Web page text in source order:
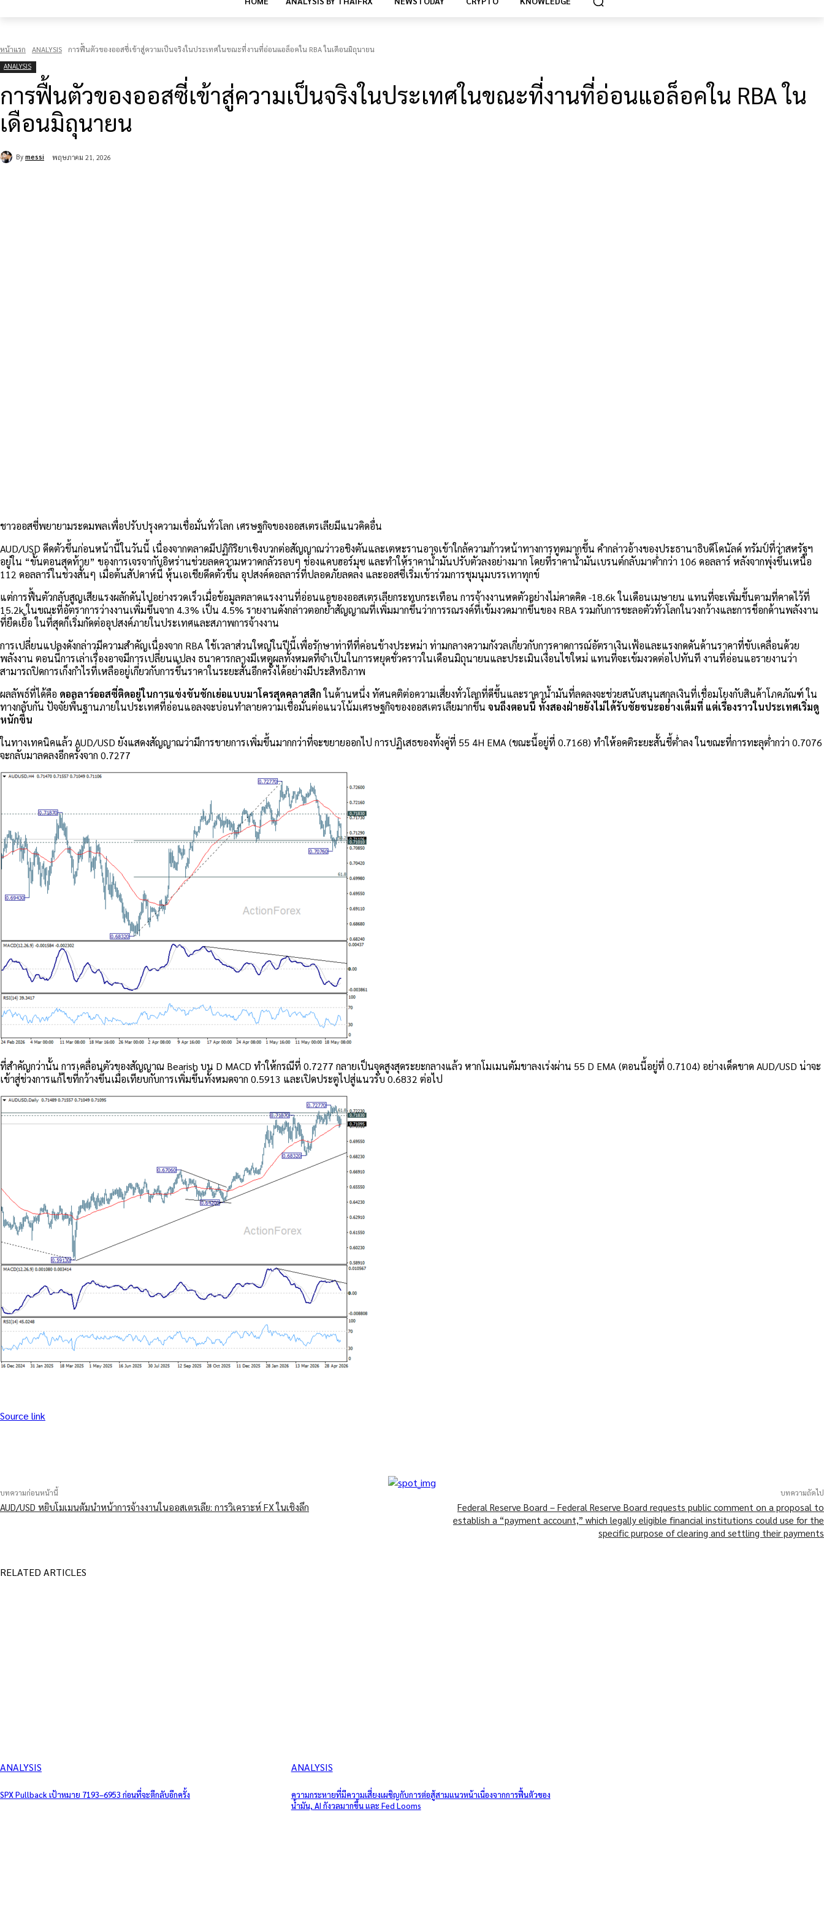
หน้าแรก ANALYSIS การฟื้นตัวของออสซี่เข้าสู่ความเป็นจริงในประเทศในขณะที่งานที่อ่อนแอล็อคใน RBA ในเดือนมิถุนายน
ANALYSIS
การฟื้นตัวของออสซี่เข้าสู่ความเป็นจริงในประเทศในขณะที่งานที่อ่อนแอล็อคใน RBA ใน
เดือนมิถุนายน
By messi พฤษภาคม 21, 2026
ชาวออสซี่พยายามระดมพลเพื่อปรับปรุงความเชื่อมั่นทั่วโลก เศรษฐกิจของออสเตรเลียมีแนวคิดอื่น
AUD/USD ดีดตัวขึ้นก่อนหน้านี้ในวันนี้ เนื่องจากตลาดมีปฏิกิริยาเชิงบวกต่อสัญญาณว่าวอชิงตันและเตหะรานอาจเข้าใกล้ความก้าวหน้าทางการทูตมากขึ้น คำกล่าวอ้างของประธานาธิบดีโดนัลด์ ทรัมป์ที่ว่าสหรัฐฯ
อยู่ใน “ขั้นตอนสุดท้าย” ของการเจรจากับอิหร่านช่วยลดความหวาดกลัวรอบๆ ช่องแคบฮอร์มุซ และทำให้ราคาน้ำมันปรับตัวลงอย่างมาก โดยที่ราคาน้ำมันเบรนต์กลับมาต่ำกว่า 106 ดอลลาร์ หลังจากพุ่งขึ้นเหนือ
112 ดอลลาร์ในช่วงสั้นๆ เมื่อต้นสัปดาห์นี้ หุ้นเอเชียดีดตัวขึ้น อุปสงค์ดอลลาร์ที่ปลอดภัยลดลง และออสซี่เริ่มเข้าร่วมการชุมนุมบรรเทาทุกข์
แต่การฟื้นตัวกลับสูญเสียแรงผลักดันไปอย่างรวดเร็วเมื่อข้อมูลตลาดแรงงานที่อ่อนแอของออสเตรเลียกระทบกระเทือน การจ้างงานหดตัวอย่างไม่คาดคิด -18.6k ในเดือนเมษายน แทนที่จะเพิ่มขึ้นตามที่คาดไว้ที่
15.2k ในขณะที่อัตราการว่างงานเพิ่มขึ้นจาก 4.3% เป็น 4.5% รายงานดังกล่าวตอกย้ำสัญญาณที่เพิ่มมากขึ้นว่าการรณรงค์ที่เข้มงวดมากขึ้นของ RBA รวมกับการชะลอตัวทั่วโลกในวงกว้างและการช็อกด้านพลังงาน
ที่ยืดเยื้อ ในที่สุดก็เริ่มกัดต่ออุปสงค์ภายในประเทศและสภาพการจ้างงาน
การเปลี่ยนแปลงดังกล่าวมีความสำคัญเนื่องจาก RBA ใช้เวลาส่วนใหญ่ในปีนี้เพื่อรักษาท่าทีที่ค่อนข้างประหม่า ท่ามกลางความกังวลเกี่ยวกับการคาดการณ์อัตราเงินเฟ้อและแรงกดดันด้านราคาที่ขับเคลื่อนด้วย
พลังงาน ตอนนี้การเล่าเรื่องอาจมีการเปลี่ยนแปลง ธนาคารกลางมีเหตุผลทั้งหมดที่จำเป็นในการหยุดชั่วคราวในเดือนมิถุนายนและประเมินเงื่อนไขใหม่ แทนที่จะเข้มงวดต่อไปทันที งานที่อ่อนแอรายงานว่า
สามารถปิดการเก็งกำไรที่เหลืออยู่เกี่ยวกับการขึ้นราคาในระยะสั้นอีกครั้งได้อย่างมีประสิทธิภาพ
ผลลัพธ์ที่ได้คือ ดอลลาร์ออสซี่ติดอยู่ในการแข่งขันชักเย่อแบบมาโครสุดคลาสสิกในด้านหนึ่ง ทัศนคติต่อความเสี่ยงทั่วโลกที่ดีขึ้นและราคาน้ำมันที่ลดลงจะช่วยสนับสนุนสกุลเงินที่เชื่อมโยงกับสินค้าโภคภัณฑ์ ใน
ทางกลับกัน ปัจจัยพื้นฐานภายในประเทศที่อ่อนแอลงจะบ่อนทำลายความเชื่อมั่นต่อแนวโน้มเศรษฐกิจของออสเตรเลียมากขึ้น จนถึงตอนนี้ ทั้งสองฝ่ายยังไม่ได้รับชัยชนะอย่างเต็มที่ แต่เรื่องราวในประเทศเริ่มดู
หนักขึ้น
ในทางเทคนิคแล้ว AUD/USD ยังแสดงสัญญาณว่ามีการขายการเพิ่มขึ้นมากกว่าที่จะขยายออกไป การปฏิเสธของทั้งคู่ที่ 55 4H EMA (ขณะนี้อยู่ที่ 0.7168) ทำให้อคติระยะสั้นชี้ต่ำลง ในขณะที่การทะลุต่ำกว่า 0.7076
จะกลับมาลดลงอีกครั้งจาก 0.7277
ที่สำคัญกว่านั้น การเคลื่อนตัวของสัญญาณ Bearish บน D MACD ทำให้กรณีที่ 0.7277 กลายเป็นจุดสูงสุดระยะกลางแล้ว หากโมเมนตัมขาลงเร่งผ่าน 55 D EMA (ตอนนี้อยู่ที่ 0.7104) อย่างเด็ดขาด AUD/USD น่าจะ
เข้าสู่ช่วงการแก้ไขที่กว้างขึ้นเมื่อเทียบกับการเพิ่มขึ้นทั้งหมดจาก 0.5913 และเปิดประตูไปสู่แนวรับ 0.6832 ต่อไป
Source link
บทความก่อนหน้านี้
AUD/USD หยิบโมเมนตัมนำหน้าการจ้างงานในออสเตรเลีย: การวิเคราะห์ FX ในเชิงลึก
บทความถัดไป
Federal Reserve Board – Federal Reserve Board requests public comment on a proposal to
establish a “payment account,” which legally eligible financial institutions could use for the
specific purpose of clearing and settling their payments
RELATED ARTICLES
ANALYSIS
SPX Pullback เป้าหมาย 7193–6953 ก่อนที่จะตีกลับอีกครั้ง
ANALYSIS
ความกระหายที่มีความเสี่ยงเผชิญกับการต่อสู้สามแนวหน้าเนื่องจากการฟื้นตัวของ
น้ำมัน, AI กังวลมากขึ้น และ Fed Looms